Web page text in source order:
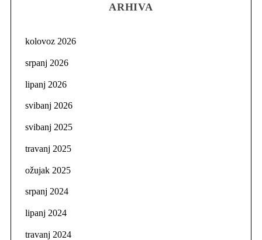
ARHIVA
kolovoz 2026
srpanj 2026
lipanj 2026
svibanj 2026
svibanj 2025
travanj 2025
ožujak 2025
srpanj 2024
lipanj 2024
travanj 2024